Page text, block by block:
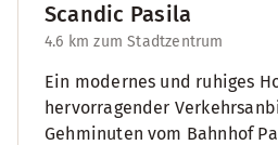
Scandic Pasila
4.6 km zum Stadtzentrum
Ein modernes und ruhiges
hervorragender
Gehminuten vom Bahnhof